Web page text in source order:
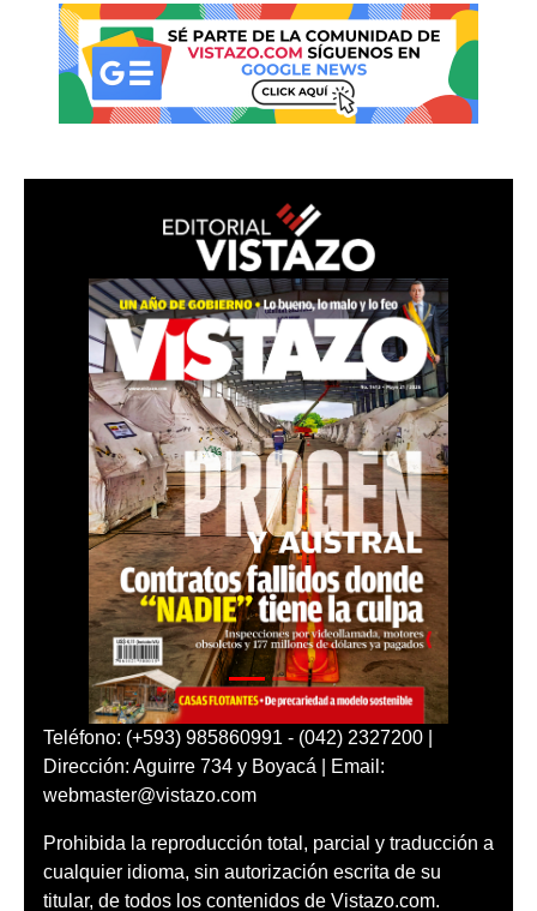
Teléfono: (+593) 985860991 - (042) 2327200 |
Dirección: Aguirre 734 y Boyacá | Email:
webmaster@vistazo.com
Prohibida la reproducción total, parcial y traducción a
cualquier idioma, sin autorización escrita de su
titular, de todos los contenidos de Vistazo.com.